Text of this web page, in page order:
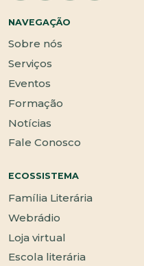
NAVEGAÇÃO
Sobre nós
Serviços
Eventos
Formação
Notícias
Fale Conosco
ECOSSISTEMA
Família Literária
Webrádio
Loja virtual
Escola literária